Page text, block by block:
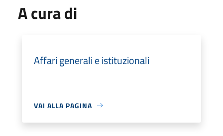
A cura di
Affari generali e istituzionali
VAI ALLA PAGINA